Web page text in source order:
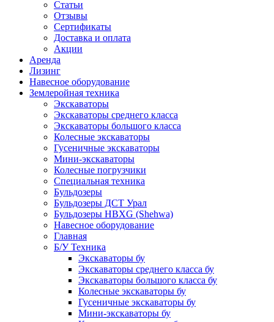
Статьи
Отзывы
Сертификаты
Доставка и оплата
Акции
Аренда
Лизинг
Навесное оборудование
Землеройная техника
Экскаваторы
Экскаваторы среднего класса
Экскаваторы большого класса
Колесные экскаваторы
Гусеничные экскаваторы
Мини-экскаваторы
Колесные погрузчики
Специальная техника
Бульдозеры
Бульдозеры ДСТ Урал
Бульдозеры HBXG (Shehwa)
Навесное оборудование
Главная
Б/У Техника
Экскаваторы бу
Экскаваторы среднего класса бу
Экскаваторы большого класса бу
Колесные экскаваторы бу
Гусеничные экскаваторы бу
Мини-экскаваторы бу